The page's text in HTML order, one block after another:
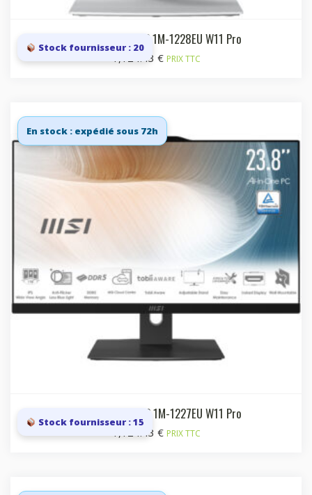
Modern AM242TP 1M-1228EU W11 Pro
1,124.43 € PRIX TTC
Stock fournisseur : 20
En stock : expédié sous 72h
Modern AM242TP 1M-1227EU W11 Pro
1,124.43 € PRIX TTC
Stock fournisseur : 15